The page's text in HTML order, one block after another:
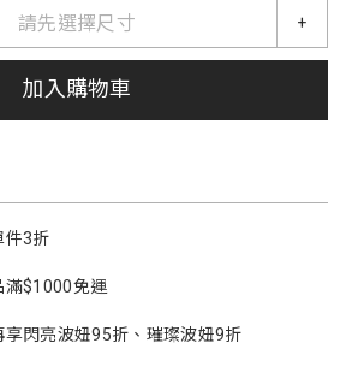
請先選擇尺寸 +
加入購物車
件3折
滿$1000免運
享閃亮波妞95折、璀璨波妞9折